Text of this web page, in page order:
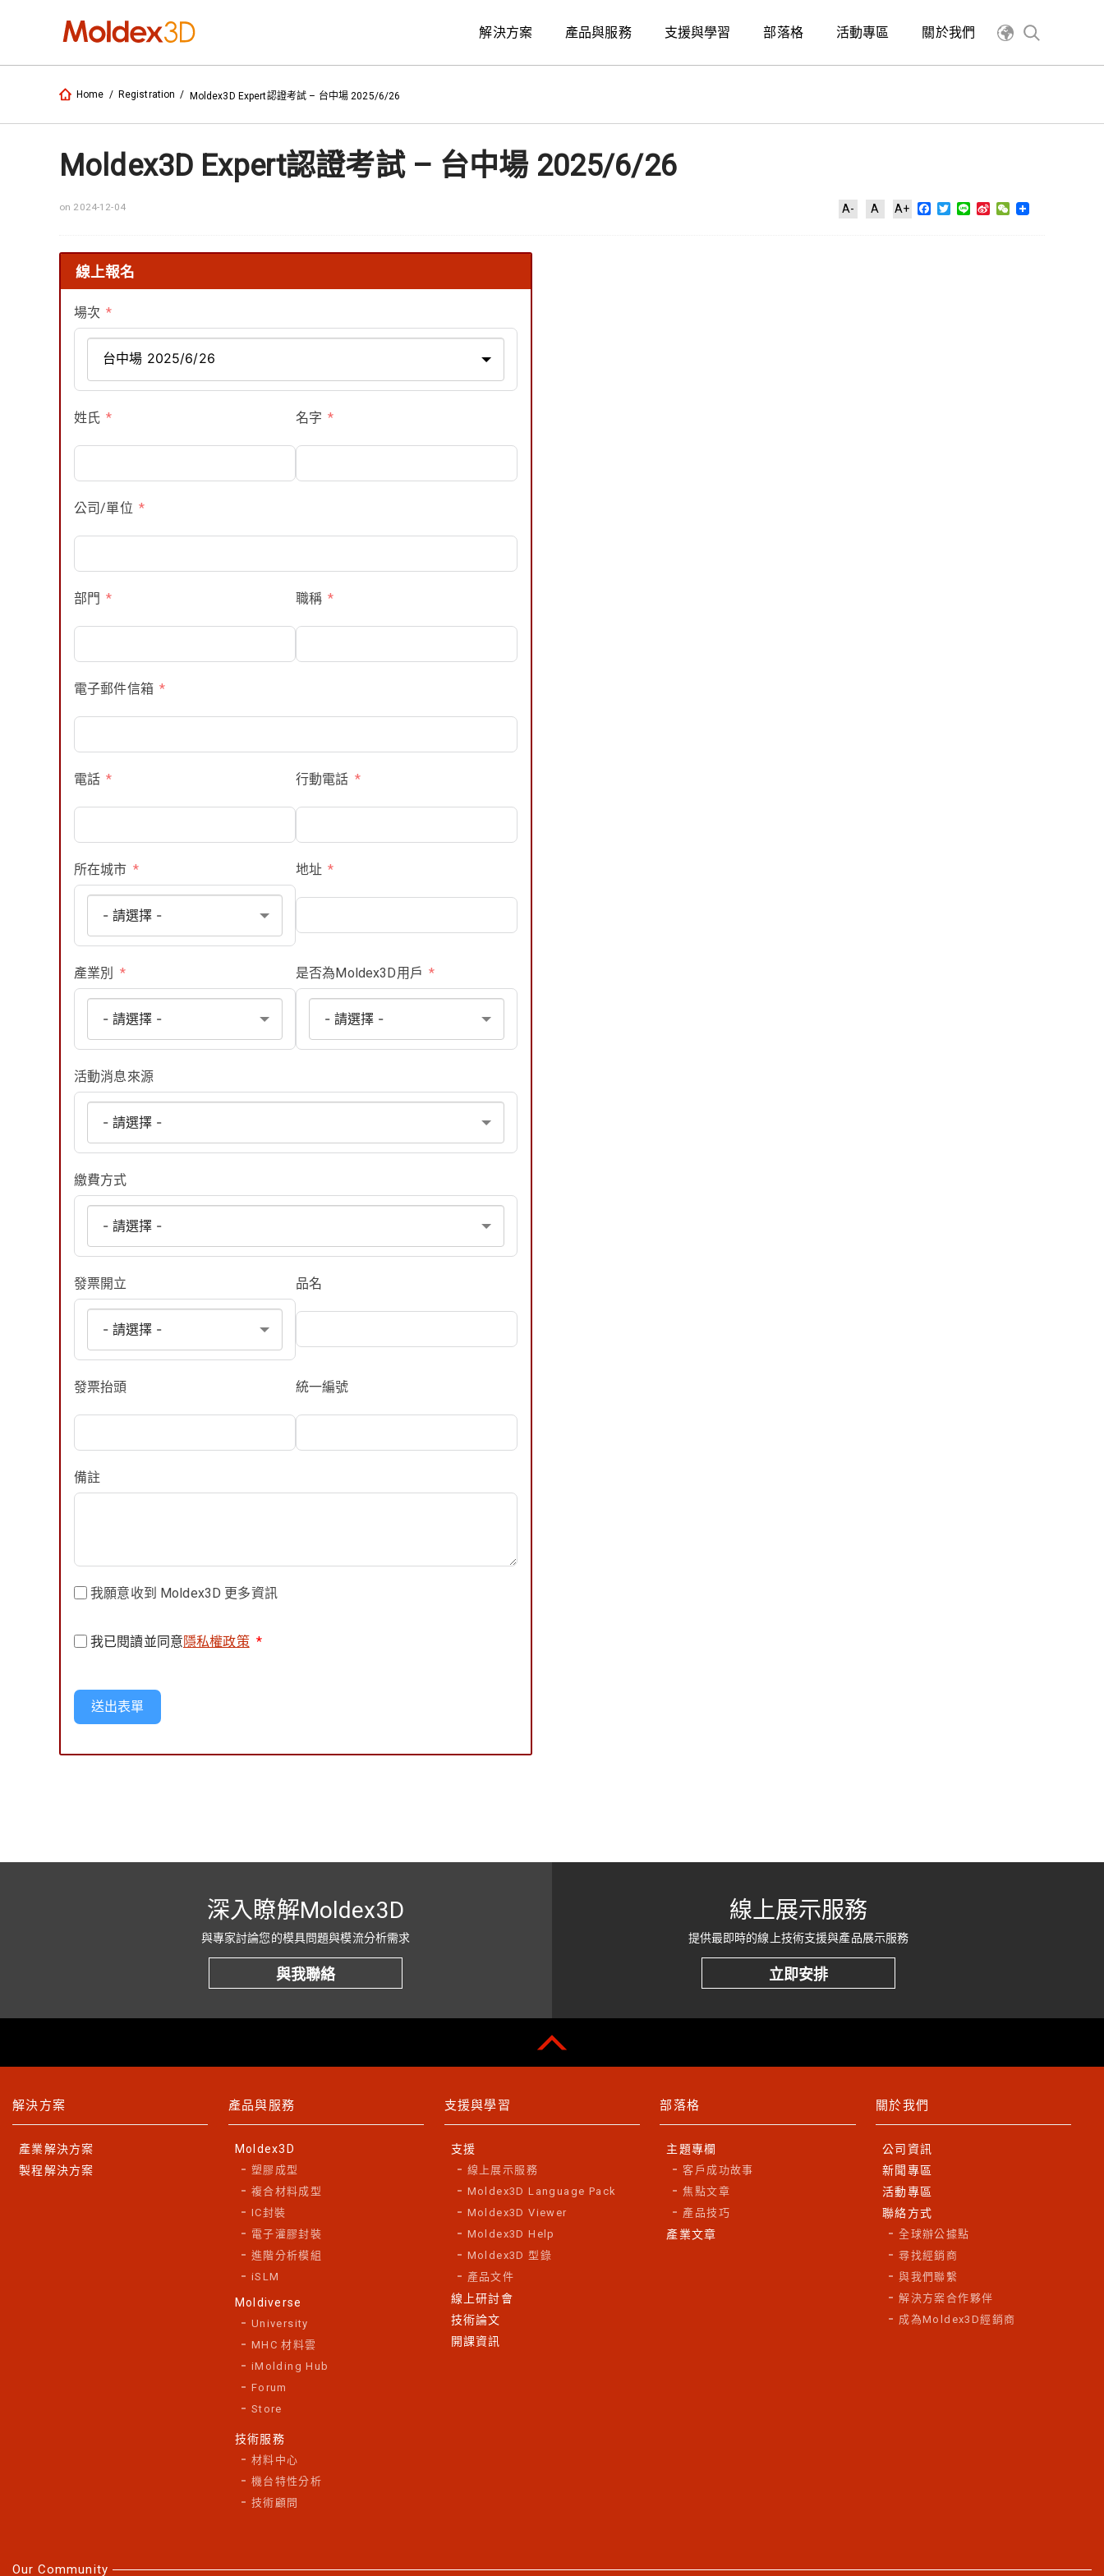
解決方案 產品與服務 支援與學習 部落格 活動專區 關於我們
Home / Registration / Moldex3D Expert認證考試 – 台中場 2025/6/26
Moldex3D Expert認證考試 – 台中場 2025/6/26
on 2024-12-04 A- A A+ Facebook
Twitter
Line Sina WeChat
線上報名
場次
台中場 2025/6/26
姓氏 名字
公司/單位
部門 職稱
電子郵件信箱
電話 行動電話
所在城市 地址
產業別 是否為Moldex3D用戶
活動消息來源
繳費方式
發票開立 品名
發票抬頭 統一編號
備註
我願意收到 Moldex3D 更多資訊
我已閱讀並同意 隱私權政策 *
送出表單
深入瞭解Moldex3D
與專家討論您的模具問題與模流分析需求
與我聯絡
線上展示服務
提供最即時的線上技術支援與產品展示服務
立即安排
解決方案
產業解決方案
製程解決方案
產品與服務
Moldex3D
塑膠成型
複合材料成型
IC封裝
電子灌膠封裝
進階分析模組
iSLM
Moldiverse
University
MHC 材料雲
iMolding Hub
Forum
Store
技術服務
材料中心
機台特性分析
技術顧問
支援與學習
支援
線上展示服務
Moldex3D Language Pack
Moldex3D Viewer
Moldex3D Help
Moldex3D 型錄
產品文件
線上研討會
技術論文
開課資訊
部落格
主題專欄
客戶成功故事
焦點文章
產品技巧
產業文章
關於我們
公司資訊
新聞專區
活動專區
聯絡方式
全球辦公據點
尋找經銷商
與我們聯繫
解決方案合作夥伴
成為Moldex3D經銷商
Our Community